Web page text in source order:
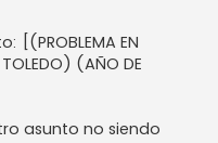
EN
TOLEDO) (AÑO DE
asunto no siendo